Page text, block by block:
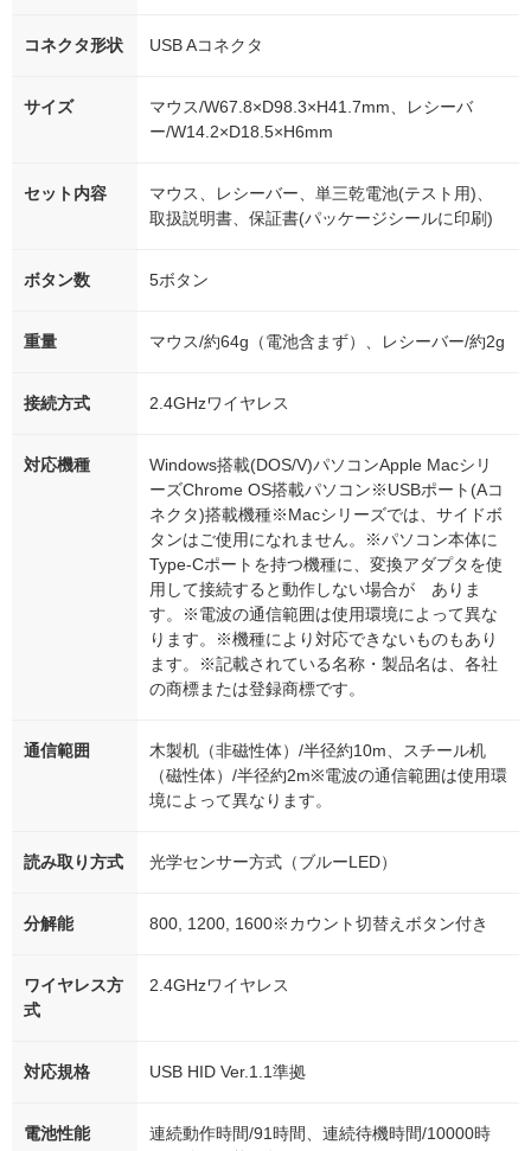
コネクタ形状 USB Aコネクタ
サイズ
マウス/W67.8×D98.3×H41.7mm、レシーバ
ー/W14.2×D18.5×H6mm
セット内容
マウス、レシーバー、単三乾電池(テスト用)、
取扱説明書、保証書(パッケージシールに印刷)
ボタン数 5ボタン
重量 マウス/約64g（電池含まず）、レシーバー/約2g
接続方式 2.4GHzワイヤレス
対応機種
Windows搭載(DOS/V)パソコンApple Macシリ
ーズChrome OS搭載パソコン※USBポート(Aコ
ネクタ)搭載機種※Macシリーズでは、サイドボ
タンはご使用になれません。※パソコン本体に
Type-Cポートを持つ機種に、変換アダプタを使
用して接続すると動作しない場合が ありま
す。※電波の通信範囲は使用環境によって異な
ります。※機種により対応できないものもあり
ます。※記載されている名称・製品名は、各社
の商標または登録商標です。
通信範囲
木製机（非磁性体）/半径約10m、スチール机
（磁性体）/半径約2m※電波の通信範囲は使用環
境によって異なります。
読み取り方式 光学センサー方式（ブルーLED）
分解能 800, 1200, 1600※カウント切替えボタン付き
ワイヤレス方
式
2.4GHzワイヤレス
対応規格 USB HID Ver.1.1準拠
電池性能
連続動作時間/91時間、連続待機時間/10000時